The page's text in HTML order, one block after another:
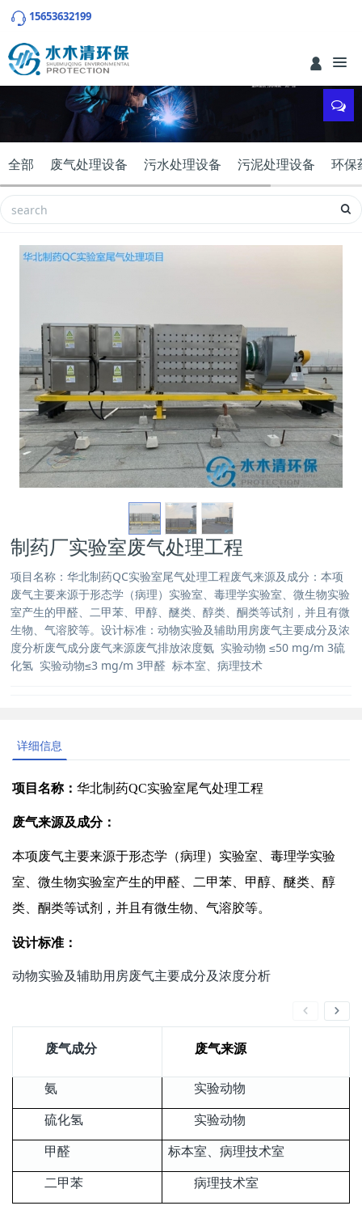
15653632199
全部 废气处理设备 污水处理设备 污泥处理设备 环保
制药厂实验室废气处理工程
项目名称：华北制药QC实验室尾气处理工程废气来源及成分：本项
废气主要来源于形态学（病理）实验室、毒理学实验室、微生物实验
室产生的甲醛、二甲苯、甲醇、醚类、醇类、酮类等试剂，并且有微
生物、气溶胶等。设计标准：动物实验及辅助用房废气主要成分及浓
度分析废气成分废气来源废气排放浓度氨 实验动物 ≤50 mg/m 3硫
化氢 实验动物≤3 mg/m 3甲醛 标本室、病理技术
详细信息
项目名称： 华北制药QC实验室尾气处理工程
废气来源及成分：
本项废气主要来源于形态学（病理）实验室、 毒理学实验
室、 微生物实验室产生的甲醛、二甲苯、甲醇、 醚类、醇
类、酮类等试剂，并且有微生物、气溶胶等。
设计标准：
动物实验及辅助用房废气主要成分及浓度分析
废气成分 废气来源
氨 实验动物
硫化氢 实验动物
甲醛 标本室、病理技术室
二甲苯 病理技术室